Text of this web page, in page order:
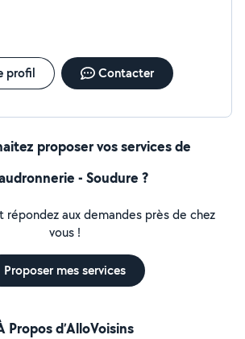
profil Contacter
proposer vos services de
- Soudure ?
répondez aux demandes près de chez
vous !
Proposer mes services
Propos d’AlloVoisins